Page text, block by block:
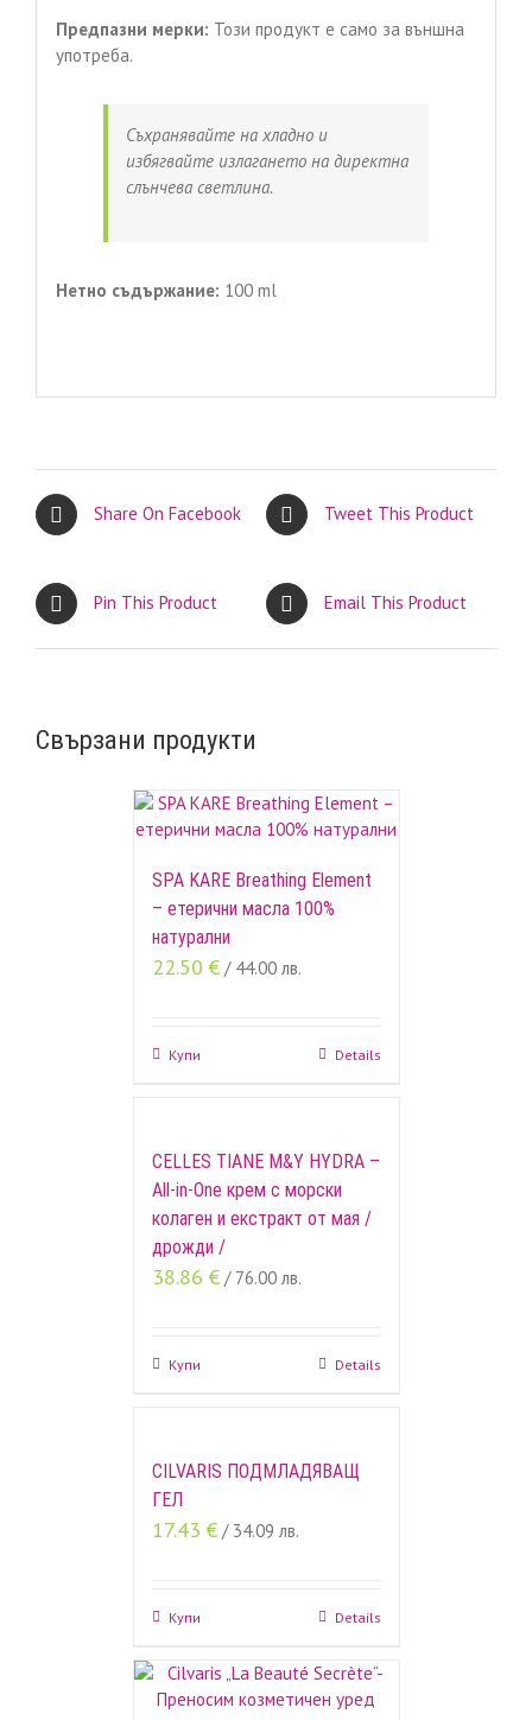
Предпазни мерки: Този продукт е само за външна
употреба.
Съхранявайте на хладно и
избягвайте излагането на директна
слънчева светлина.
Нетно съдържание: 100 ml
Share On Facebook Tweet This Product
Pin This Product Email This Product
Свързани продукти
SPA KARE Breathing Element
– етерични масла 100%
натурални
22.50 € / 44.00 лв.
Купи Details
CELLES TIANE M&Y HYDRA –
All-in-One крем с морски
колаген и екстракт от мая /
дрожди /
38.86 € / 76.00 лв.
Купи Details
CILVARIS ПОДМЛАДЯВАЩ
ГЕЛ
17.43 € / 34.09 лв.
Купи Details